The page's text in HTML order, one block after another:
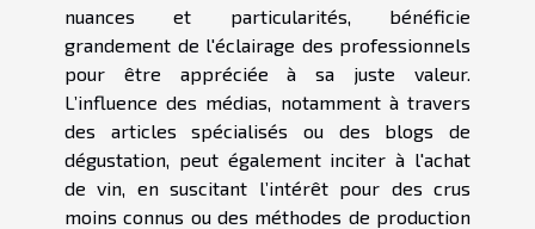
nuances et particularités, bénéficie
grandement de l'éclairage des professionnels
pour être appréciée à sa juste valeur.
L’influence des médias, notamment à travers
des articles spécialisés ou des blogs de
dégustation, peut également inciter à l'achat
de vin, en suscitant l’intérêt pour des crus
moins connus ou des méthodes de production